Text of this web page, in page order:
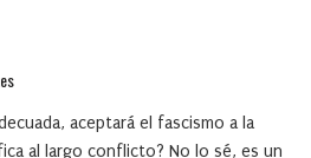
aceptará el fascismo a la
al largo conflicto? No lo sé, es un